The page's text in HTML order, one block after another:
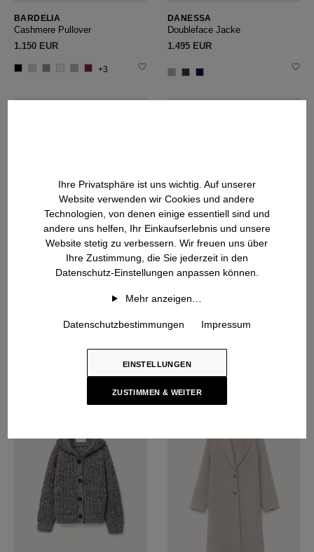
BARDELIA
Cashmere Pullover
1.150 EUR
+3
DANESSA
Doubleface Jacke
1.495 EUR
Handstrick Pullover
Cashmere Pullover
Ihre Privatsphäre ist uns wichtig. Auf unserer
Website verwenden wir Cookies und andere
Technologien, von denen einige essentiell sind und
andere uns helfen, Ihr Einkaufserlebnis und unsere
Website stetig zu verbessern. Wir freuen uns über
Ihre Zustimmung, die Sie jederzeit in den
Datenschutz-Einstellungen anpassen können.
Mehr anzeigen…
Datenschutzbestimmungen Impressum
EINSTELLUNGEN
ZUSTIMMEN & WEITER